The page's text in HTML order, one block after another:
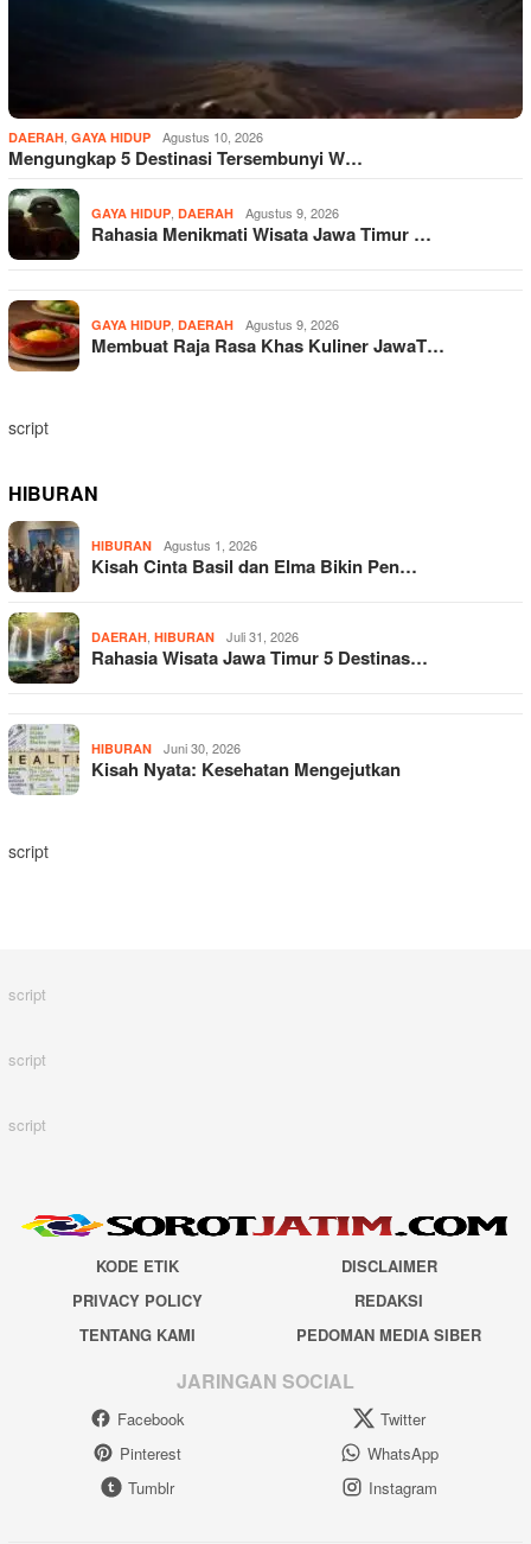
DAERAH GAYA HIDUP Agustus 10, 2026
Mengungkap 5 Destinasi Tersembunyi W…
GAYA HIDUP DAERAH Agustus 9, 2026
Rahasia Menikmati Wisata Jawa Timur …
GAYA HIDUP DAERAH Agustus 9, 2026
Membuat Raja Rasa Khas Kuliner JawaT…
script
HIBURAN
HIBURAN Agustus 1, 2026
Kisah Cinta Basil dan Elma Bikin Pen…
DAERAH HIBURAN Juli 31, 2026
Rahasia Wisata Jawa Timur 5 Destinas…
HIBURAN Juni 30, 2026
Kisah Nyata: Kesehatan Mengejutkan
script
script
script
script
KODE ETIK
DISCLAIMER
PRIVACY POLICY
REDAKSI
TENTANG KAMI
PEDOMAN MEDIA SIBER
JARINGAN SOCIAL
Facebook
Twitter
Pinterest
WhatsApp
Tumblr
Instagram